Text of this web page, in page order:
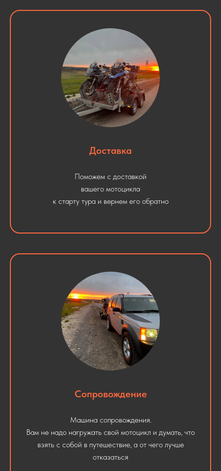
Доставка
Поможем с доставкой
вашего мотоцикла
к старту тура и вернем его обратно
Сопровождение
Машина сопровождения.
Вам не надо нагружать свой мотоцикл и думать, что
взять с собой в путешествие, а от чего лучше
отказаться